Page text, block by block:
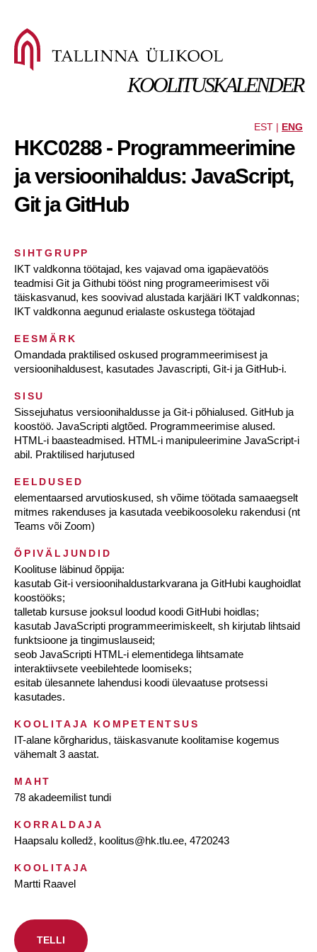
KOOLITUSKALENDER
EST | ENG
HKC0288 - Programmeerimine
ja versioonihaldus: JavaScript,
Git ja GitHub
SIHTGRUPP
IKT valdkonna töötajad, kes vajavad oma igapäevatöös
teadmisi Git ja Githubi tööst ning programeerimisest või
täiskasvanud, kes soovivad alustada karjääri IKT valdkonnas;
IKT valdkonna aegunud erialaste oskustega töötajad
EESMÄRK
Omandada praktilised oskused programmeerimisest ja
versioonihaldusest, kasutades Javascripti, Git-i ja GitHub-i.
SISU
Sissejuhatus versioonihaldusse ja Git-i põhialused. GitHub ja
koostöö. JavaScripti algtõed. Programmeerimise alused.
HTML-i baasteadmised. HTML-i manipuleerimine JavaScript-i
abil. Praktilised harjutused
EELDUSED
elementaarsed arvutioskused, sh võime töötada samaaegselt
mitmes rakenduses ja kasutada veebikoosoleku rakendusi (nt
Teams või Zoom)
ÕPIVÄLJUNDID
Koolituse läbinud õppija:
kasutab Git-i versioonihaldustarkvarana ja GitHubi kaughoidlat
koostööks;
talletab kursuse jooksul loodud koodi GitHubi hoidlas;
kasutab JavaScripti programmeerimiskeelt, sh kirjutab lihtsaid
funktsioone ja tingimuslauseid;
seob JavaScripti HTML-i elementidega lihtsamate
interaktiivsete veebilehtede loomiseks;
esitab ülesannete lahendusi koodi ülevaatuse protsessi
kasutades.
KOOLITAJA KOMPETENTSUS
IT-alane kõrgharidus, täiskasvanute koolitamise kogemus
vähemalt 3 aastat.
MAHT
78 akadeemilist tundi
KORRALDAJA
Haapsalu kolledž, koolitus@hk.tlu.ee, 4720243
KOOLITAJA
Martti Raavel
TELLI